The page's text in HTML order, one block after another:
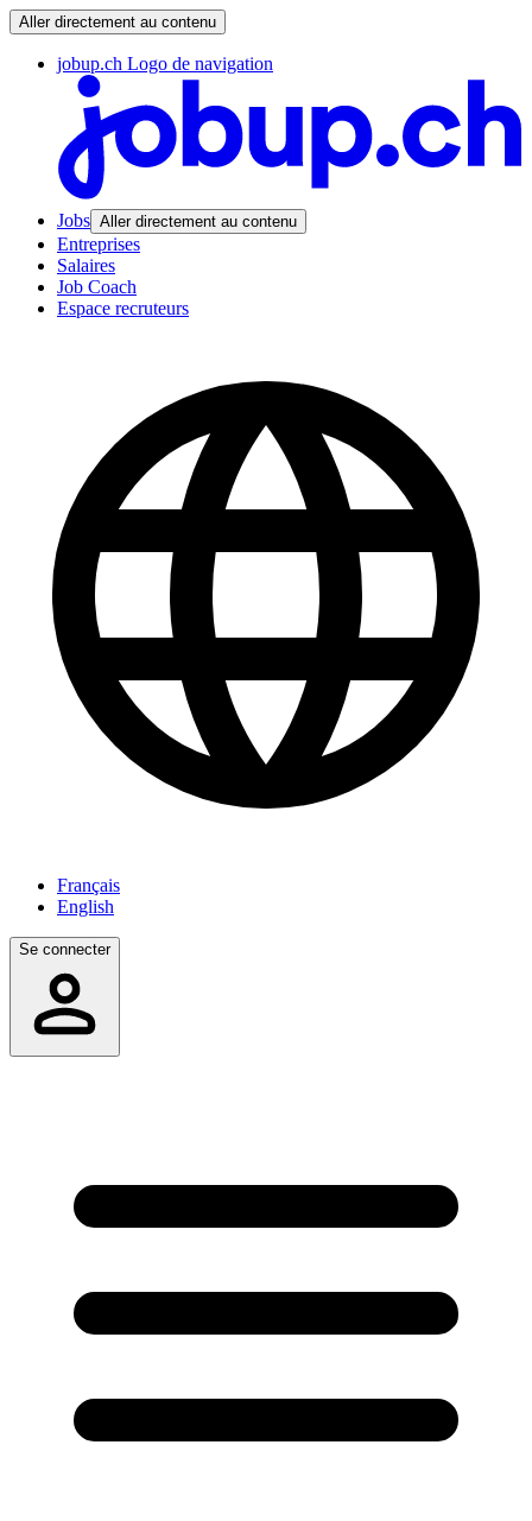
Aller directement au contenu
jobup.ch Logo de navigation
Jobs Aller directement au contenu
Entreprises
Salaires
Job Coach
Espace recruteurs
Français
English
Se connecter